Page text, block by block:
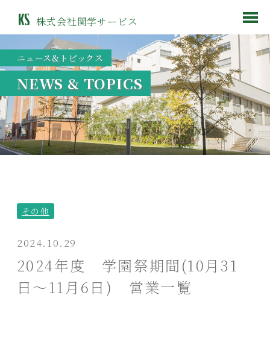
株式会社関学サービス
ニュース&トピックス
NEWS & TOPICS
その他
2024.10.29
2024年度 学園祭期間(10月31
日～11月6日) 営業一覧